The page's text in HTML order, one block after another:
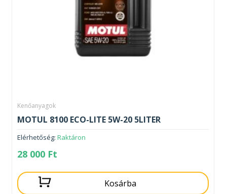
Kenőanyagok
MOTUL 8100 ECO-LITE 5W-20 5LITER
Elérhetőség: Raktáron
28 000 Ft
Kosárba